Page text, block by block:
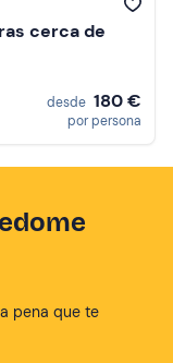
cerca de
desde 180 €
por persona
pena que te